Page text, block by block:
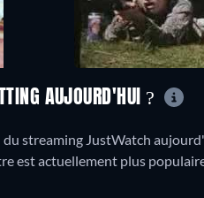
AUJOURD'HUI ?
streaming JustWatch
est actuellement plus